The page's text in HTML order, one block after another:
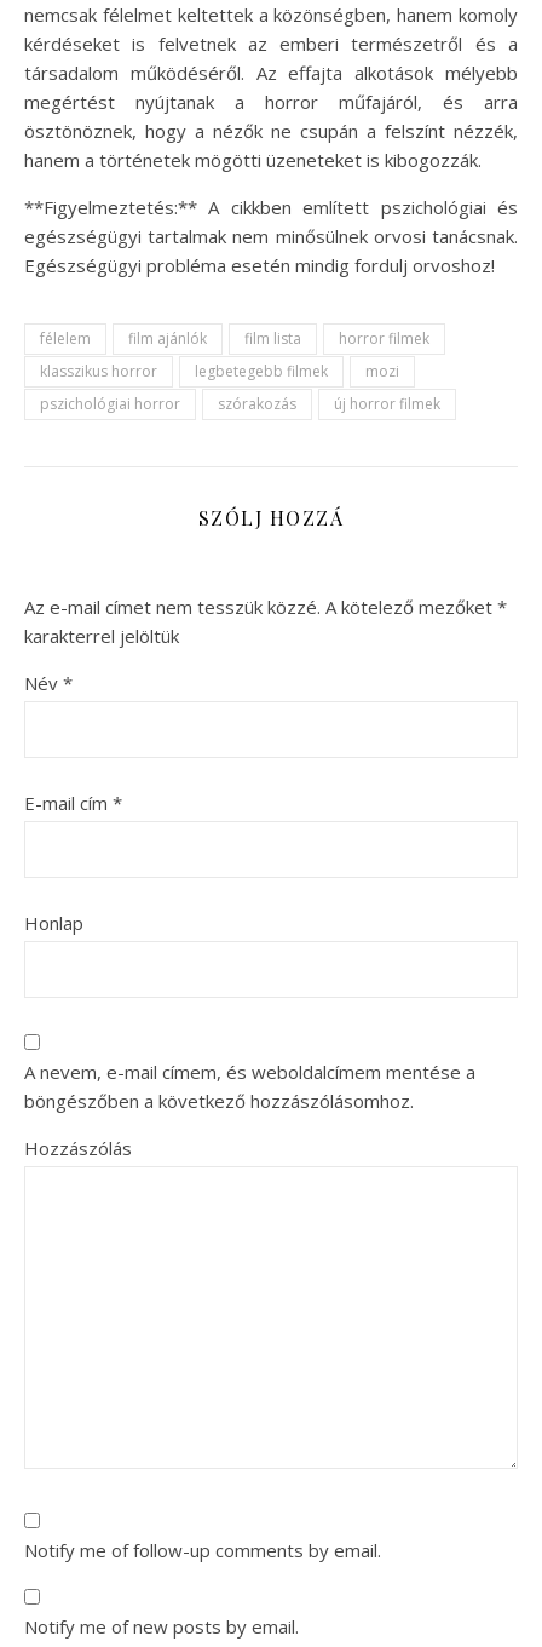
nemcsak félelmet keltettek a közönségben, hanem komoly
kérdéseket is felvetnek az emberi természetről és a
társadalom működéséről. Az effajta alkotások mélyebb
megértést nyújtanak a horror műfajáról, és arra
ösztönöznek, hogy a nézők ne csupán a felszínt nézzék,
hanem a történetek mögötti üzeneteket is kibogozzák.
**Figyelmeztetés:** A cikkben említett pszichológiai és
egészségügyi tartalmak nem minősülnek orvosi tanácsnak.
Egészségügyi probléma esetén mindig fordulj orvoshoz!
félelem film ajánlók film lista
horror filmek
klasszikus horror
legbetegebb filmek
mozi
pszichológiai horror
szórakozás új horror filmek
SZÓLJ HOZZÁ
Az e-mail címet nem tesszük közzé. A kötelező mezőket *
karakterrel jelöltük
Név *
E-mail cím *
Honlap
A nevem, e-mail címem, és weboldalcímem mentése a
böngészőben a következő hozzászólásomhoz.
Hozzászólás
Notify me of follow-up comments by email.
Notify me of new posts by email.